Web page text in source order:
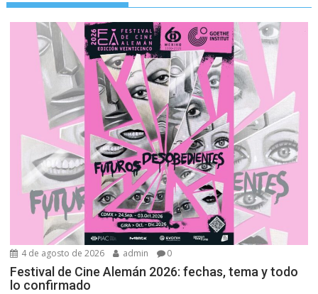
4 de agosto de 2026 admin 0
Festival de Cine Alemán 2026: fechas, tema y todo
lo confirmado